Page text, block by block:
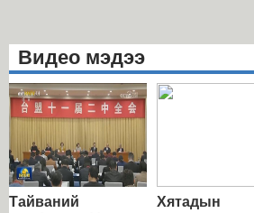
Видео мэдээ
Тайваний
Хятадын